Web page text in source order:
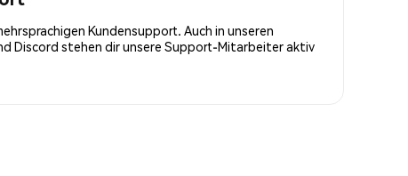
Kundensupport. Auch in unseren
Discord stehen dir unsere Support-Mitarbeiter aktiv